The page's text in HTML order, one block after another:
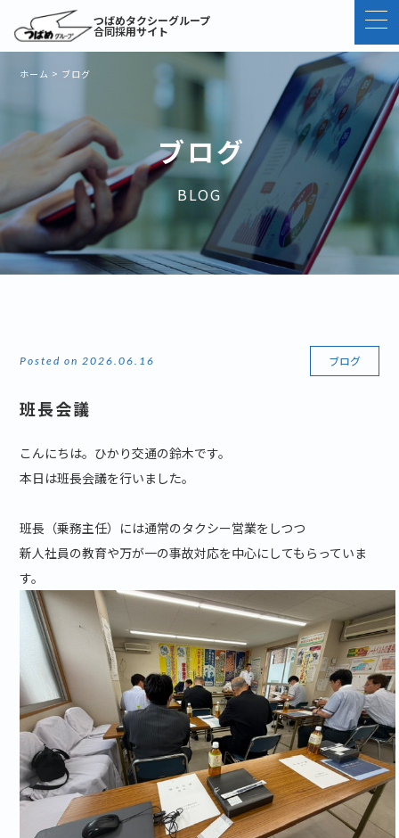
つばめタクシーグループ
合同採用サイト
ホーム > ブログ
ブログ
BLOG
Posted on 2026.06.16 ブログ
班長会議
こんにちは。ひかり交通の鈴木です。
本日は班長会議を行いました。
班長（乗務主任）には通常のタクシー営業をしつつ
新人社員の教育や万が一の事故対応を中心にしてもらっていま
す。